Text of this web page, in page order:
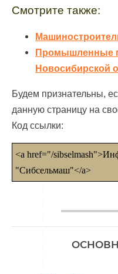
Смотрите также:
Промышленные
Новосибирской
Будем признательны,
данную страницу на
Код ссылки:
<a href="/
"Сибсельмаш"</a>